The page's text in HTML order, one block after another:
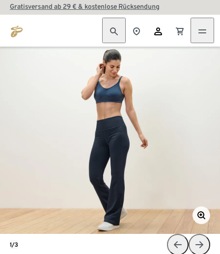
Gratisversand ab 29 € & kostenlose Rücksendung
1/3